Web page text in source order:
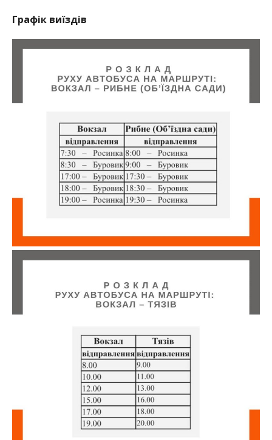
Графік виїздів